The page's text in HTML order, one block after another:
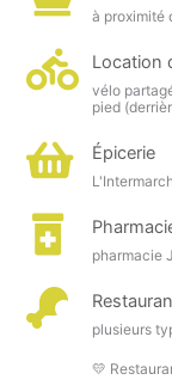
à proximité
Location
vélo
pied
Épicerie
pharmacie
plusieurs
💛